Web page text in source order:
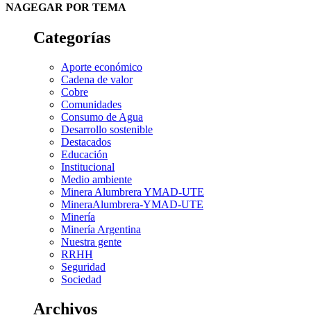
NAGEGAR POR TEMA
Categorías
Aporte económico
Cadena de valor
Cobre
Comunidades
Consumo de Agua
Desarrollo sostenible
Destacados
Educación
Institucional
Medio ambiente
Minera Alumbrera YMAD-UTE
MineraAlumbrera-YMAD-UTE
Minería
Minería Argentina
Nuestra gente
RRHH
Seguridad
Sociedad
Archivos